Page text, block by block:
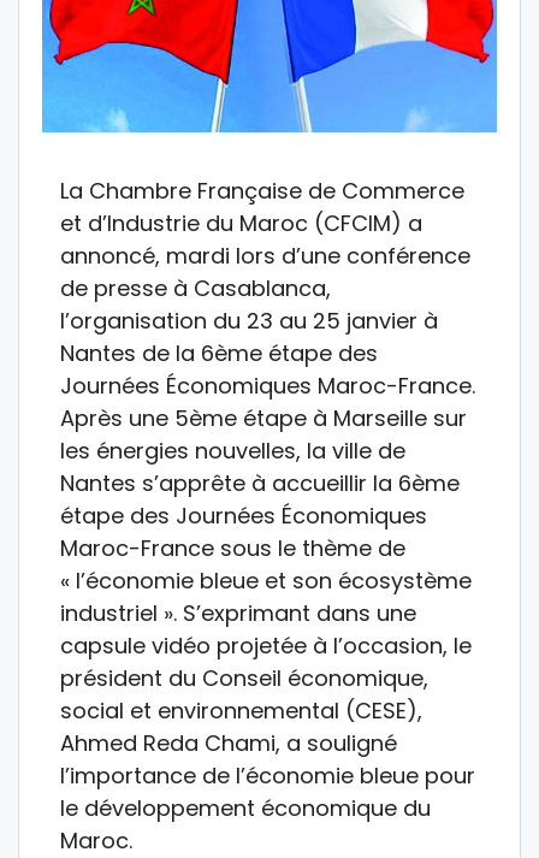
La Chambre Française de Commerce
et d’Industrie du Maroc (CFCIM) a
annoncé, mardi lors d’une conférence
de presse à Casablanca,
l’organisation du 23 au 25 janvier à
Nantes de la 6ème étape des
Journées Économiques Maroc-France.
Après une 5ème étape à Marseille sur
les énergies nouvelles, la ville de
Nantes s’apprête à accueillir la 6ème
étape des Journées Économiques
Maroc-France sous le thème de
« l’économie bleue et son écosystème
industriel ». S’exprimant dans une
capsule vidéo projetée à l’occasion, le
président du Conseil économique,
social et environnemental (CESE),
Ahmed Reda Chami, a souligné
l’importance de l’économie bleue pour
le développement économique du
Maroc.